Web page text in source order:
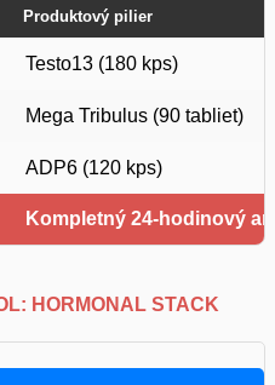
Produktový pilier
Testo13 (180 kps)
Mega Tribulus (90 tabliet)
ADP6 (120 kps)
Kompletný 24-hodinový
HORMONAL STACK